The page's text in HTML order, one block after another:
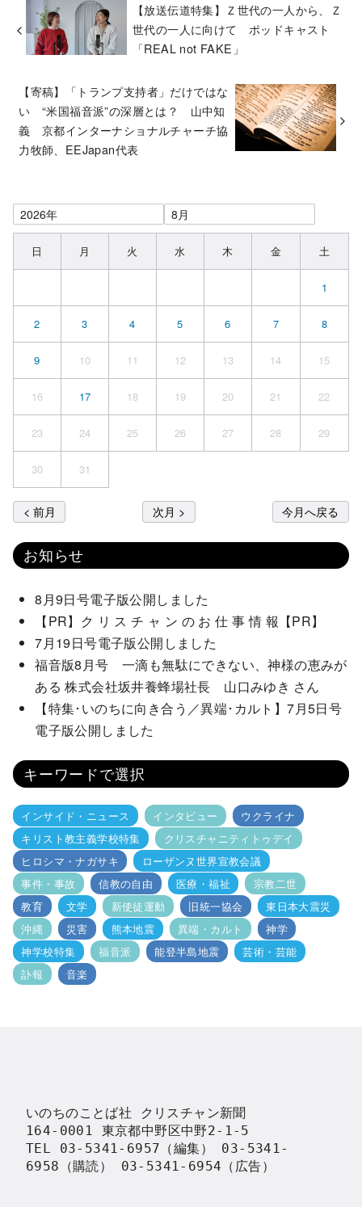
【放送伝道特集】Ｚ世代の一人から、Ｚ
世代の一人に向けて ポッドキャスト
「REAL not FAKE」
【寄稿】「トランプ支持者」だけではな
い “米国福音派”の深層とは？ 山中知
義 京都インターナショナルチャーチ協
力牧師、EEJapan代表
日 月 火 水 木 金 土
1
2 3 4 5 6 7 8
9 10 11 12 13 14 15
16 17 18 19 20 21 22
23 24 25 26 27 28 29
30 31
< 前月 次月 > 今月へ戻る
お知らせ
8月9日号電子版公開しました
【PR】ク リ ス チ ャ ン の お 仕 事 情 報【PR】
7月19日号電子版公開しました
福音版8月号 一滴も無駄にできない、神様の恵みが
ある 株式会社坂井養蜂場社長 山口みゆき さん
【特集･いのちに向き合う／異端･カルト】7月5日号
電子版公開しました
キーワードで選択
インサイド・ニュース インタビュー
ウクライナ
キリスト教主義学校特集
クリスチャニティトゥデイ
ヒロシマ・ナガサキ
ローザンヌ世界宣教会議
事件・事故
信教の自由 医療・福祉
宗教二世
教育
文学 新使徒運動 旧統一協会
東日本大震災
沖縄
災害 熊本地震 異端・カルト
神学
神学校特集
福音派 能登半島地震
芸術・芸能
訃報
音楽
いのちのことば社 クリスチャン新聞
164-0001 東京都中野区中野2-1-5
TEL 03-5341-6957（編集） 03-5341-
6958（購読） 03-5341-6954（広告）